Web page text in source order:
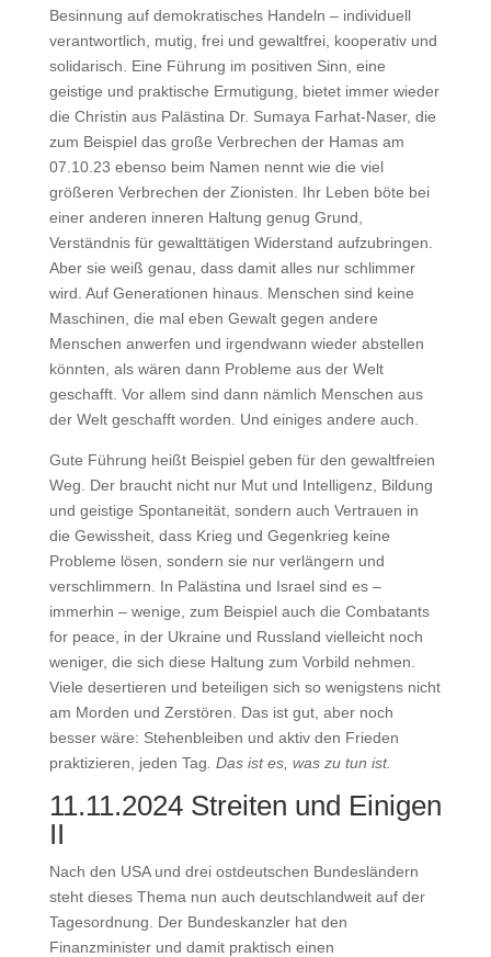
Besinnung auf demokratisches Handeln – individuell
verantwortlich, mutig, frei und gewaltfrei, kooperativ und
solidarisch. Eine Führung im positiven Sinn, eine
geistige und praktische Ermutigung, bietet immer wieder
die Christin aus Palästina Dr. Sumaya Farhat-Naser, die
zum Beispiel das große Verbrechen der Hamas am
07.10.23 ebenso beim Namen nennt wie die viel
größeren Verbrechen der Zionisten. Ihr Leben böte bei
einer anderen inneren Haltung genug Grund,
Verständnis für gewalttätigen Widerstand aufzubringen.
Aber sie weiß genau, dass damit alles nur schlimmer
wird. Auf Generationen hinaus. Menschen sind keine
Maschinen, die mal eben Gewalt gegen andere
Menschen anwerfen und irgendwann wieder abstellen
könnten, als wären dann Probleme aus der Welt
geschafft. Vor allem sind dann nämlich Menschen aus
der Welt geschafft worden. Und einiges andere auch.
Gute Führung heißt Beispiel geben für den gewaltfreien
Weg. Der braucht nicht nur Mut und Intelligenz, Bildung
und geistige Spontaneität, sondern auch Vertrauen in
die Gewissheit, dass Krieg und Gegenkrieg keine
Probleme lösen, sondern sie nur verlängern und
verschlimmern. In Palästina und Israel sind es –
immerhin – wenige, zum Beispiel auch die Combatants
for peace, in der Ukraine und Russland vielleicht noch
weniger, die sich diese Haltung zum Vorbild nehmen.
Viele desertieren und beteiligen sich so wenigstens nicht
am Morden und Zerstören. Das ist gut, aber noch
besser wäre: Stehenbleiben und aktiv den Frieden
praktizieren, jeden Tag . Das ist es, was zu tun ist.
11.11.2024 Streiten und Einigen
II
Nach den USA und drei ostdeutschen Bundesländern
steht dieses Thema nun auch deutschlandweit auf der
Tagesordnung. Der Bundeskanzler hat den
Finanzminister und damit praktisch einen